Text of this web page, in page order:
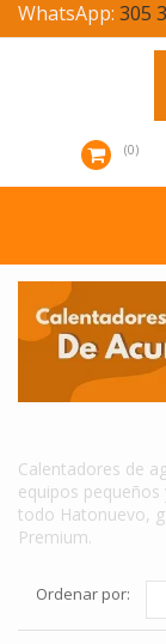
WhatsApp: 305
0
Calentadores de
equipos
todo Hatonuevo,
Premium.
Ordenar por: